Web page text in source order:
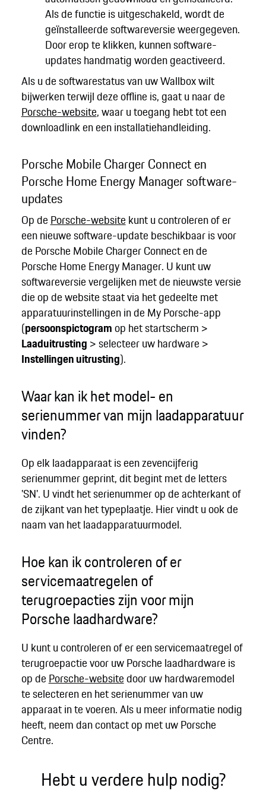
Als de functie is uitgeschakeld, wordt de
geïnstalleerde softwareversie weergegeven.
Door erop te klikken, kunnen software-
updates handmatig worden geactiveerd.
Als u de softwarestatus van uw Wallbox wilt
bijwerken terwijl deze offline is, gaat u naar de
Porsche-website, waar u toegang hebt tot een
downloadlink en een installatiehandleiding.
Porsche Mobile Charger Connect en
Porsche Home Energy Manager software-
updates
Op de Porsche-website kunt u controleren of er
een nieuwe software-update beschikbaar is voor
de Porsche Mobile Charger Connect en de
Porsche Home Energy Manager. U kunt uw
softwareversie vergelijken met de nieuwste versie
die op de website staat via het gedeelte met
apparatuurinstellingen in de My Porsche-app
(persoonspictogramop het startscherm >
Laaduitrusting > selecteer uw hardware >
Instellingen uitrusting).
Waar kan ik het model- en
serienummer van mijn laadapparatuur
vinden?
Op elk laadapparaat is een zevencijferig
serienummer geprint, dit begint met de letters
'SN'. U vindt het serienummer op de achterkant of
de zijkant van het typeplaatje. Hier vindt u ook de
naam van het laadapparatuurmodel.
Hoe kan ik controleren of er
servicemaatregelen of
terugroepacties zijn voor mijn
Porsche laadhardware?
U kunt u controleren of er een servicemaatregel of
terugroepactie voor uw Porsche laadhardware is
op de Porsche-websitedoor uw hardwaremodel
te selecteren en het serienummer van uw
apparaat in te voeren. Als u meer informatie nodig
heeft, neem dan contact op met uw Porsche
Centre.
Hebt u verdere hulp nodig?​